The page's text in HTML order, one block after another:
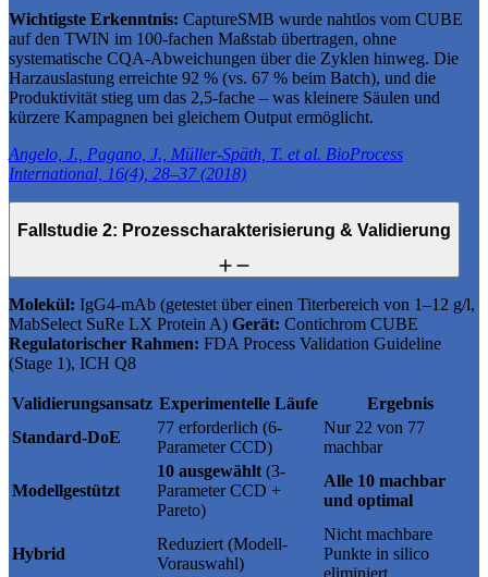
Wichtigste Erkenntnis: CaptureSMB wurde nahtlos vom CUBE
auf den TWIN im 100-fachen Maßstab übertragen, ohne
systematische CQA-Abweichungen über die Zyklen hinweg. Die
Harzauslastung erreichte 92 % (vs. 67 % beim Batch), und die
Produktivität stieg um das 2,5-fache – was kleinere Säulen und
kürzere Kampagnen bei gleichem Output ermöglicht.
Angelo, J., Pagano, J., Müller-Späth, T. et al. BioProcess
International, 16(4), 28–37 (2018)
Fallstudie 2: Prozesscharakterisierung & Validierung
Molekül: IgG4-mAb (getestet über einen Titerbereich von 1–12 g/l,
MabSelect SuRe LX Protein A) Gerät: Contichrom CUBE
Regulatorischer Rahmen: FDA Process Validation Guideline
(Stage 1), ICH Q8
Validierungsansatz Experimentelle Läufe
Ergebnis
Standard-DoE
77 erforderlich (6-
Parameter CCD)
Nur 22 von 77
machbar
Modellgestützt
10 ausgewählt (3-
Parameter CCD +
Pareto)
Alle 10 machbar
und optimal
Hybrid
Reduziert (Modell-
Vorauswahl)
Nicht machbare
Punkte in silico
eliminiert